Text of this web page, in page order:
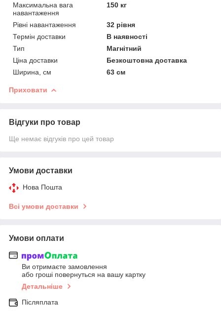
Максимальна вага
навантаження
150 кг
Рівні навантаження
32 рівня
Термін доставки
В наявності
Тип
Магнітний
Ціна доставки
Безкоштовна доставка
Ширина, см
63 см
Приховати
Відгуки про товар
Ще немає відгуків про цей товар
Умови доставки
Нова Пошта
Всі умови доставки
Умови оплати
Ви отримаєте замовлення
або гроші повернуться на вашу картку
Детальніше
Післяплата